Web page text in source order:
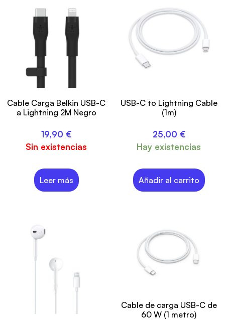
Cable Carga Belkin USB-C
a Lightning 2M Negro
19,90 €
Sin existencias
Leer más
USB-C to Lightning Cable
(1m)
25,00 €
Hay existencias
Añadir al carrito
Cable de carga USB-C de
60 W (1 metro)